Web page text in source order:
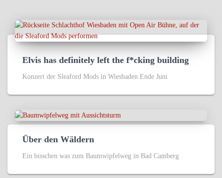
Elvis has definitely left the f*cking building
Konzert der Sleaford Mods in Wiesbaden Ende Juni
Über den Wäldern
Ein bisschen was zum Baumwipfelweg in Bad Camberg